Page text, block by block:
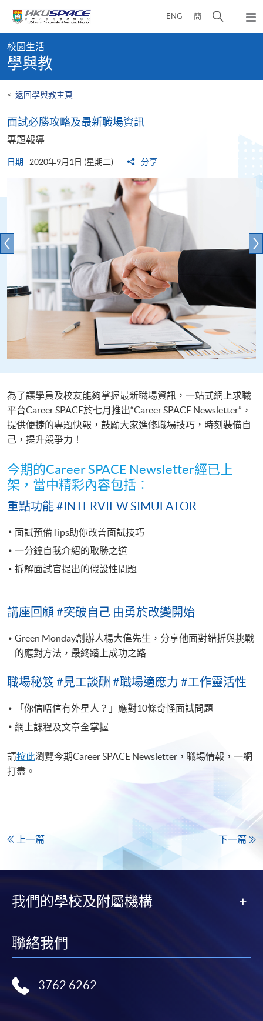
content
ENG 簡
開
彈
出
content
start
校園生活
學與教
< 返回學與教主頁
面試必勝攻略及最新職場資訊
專題報導
日期 2020年9月1日 (星期二) 分享
為了讓學員及校友能夠掌握最新職場資訊，一站式網上求職
平台Career SPACE於七月推出“Career SPACE Newsletter”，
提供便捷的專題快報，鼓勵大家進修職場技巧，時刻裝備自
己，提升競爭力！
今期的Career SPACE Newsletter經已上
架，當中精彩內容包括︰
重點功能 #INTERVIEW SIMULATOR
面試預備Tips助你改善面試技巧
一分鐘自我介紹的取勝之道
拆解面試官提出的假設性問題
講座回顧 #突破自己 由勇於改變開始
Green Monday創辦人楊大偉先生，分享他面對錯折與挑戰
的應對方法，最終踏上成功之路
職場秘笈 #見工談酬 #職場適應力 #工作靈活性
「你信唔信有外星人？」應對10條奇怪面試問題
網上課程及文章全掌握
請按此瀏覽今期Career SPACE Newsletter，職場情報，一網
打盡。
上一篇 下一篇
我們的學校及附屬機構
聯絡我們
3762 6262